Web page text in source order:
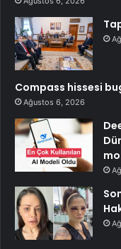
Compass hissesi
Ağustos 6, 2026